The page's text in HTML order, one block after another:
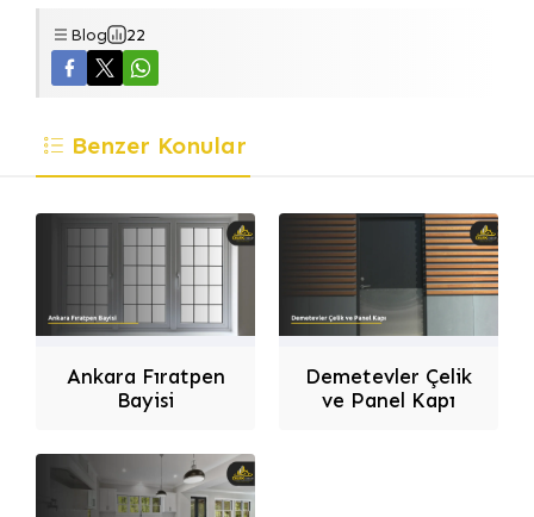
Blog 22
Benzer Konular
Ankara Fıratpen
Bayisi
Demetevler Çelik
ve Panel Kapı
Dilek Dizayn